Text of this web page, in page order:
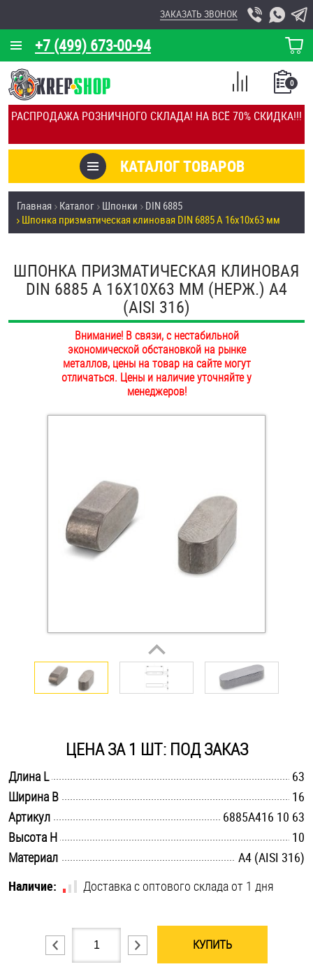
РАСПРОДАЖА РОЗНИЧНОГО СКЛАДА! НА ВСЁ 70% СКИДКА!!!
+7 (499) 673-00-94
ЗАКАЗАТЬ ЗВОНОК
КОРЗИНА
О КОМПАНИИ
КАЛЬКУЛЯТОР
ОТЗЫВЫ
УСЛУГИ
СКИДКИ
ОПТ
ПОКУПАТЕЛЯМ
ОПЛАТА И ДОСТАВКА
НАШИ МАГАЗИНЫ
КАТАЛОГ ТОВАРОВ
0
СПИСОК
СРАВНЕНИЕ
Товары со скидкой
Анкеры
Антивандальный крепёж, инструмент
Заклепки (Гайки-Заклепки)
Инструмент
Крюки, кольца с метрической резьбой
Оснастка и аксессуары для яхт
Стопорные кольца
Такелаж
Хомуты
Шайбы
Шпильки
Шплинты
Главная Каталог Шпонки
DIN 6885
Шпонка призматическая клиновая DIN 6885 А 16х10х63 мм
ШПОНКА ПРИЗМАТИЧЕСКАЯ КЛИНОВАЯ
DIN 6885 А 16Х10Х63 ММ (НЕРЖ.) A4
(AISI 316)
Внимание! В связи, с нестабильной
экономической обстановкой на рынке
металлов, цены на товар на сайте могут
отличаться. Цены и наличие уточняйте у
менеджеров!
ЦЕНА ЗА 1 ШТ: ПОД ЗАКАЗ
Длина L
63
Ширина B
16
Артикул
6885A416 10 63
Высота H
10
Материал
A4 (AISI 316)
Наличие:
Доставка с оптового склада от 1 дня
КУПИТЬ